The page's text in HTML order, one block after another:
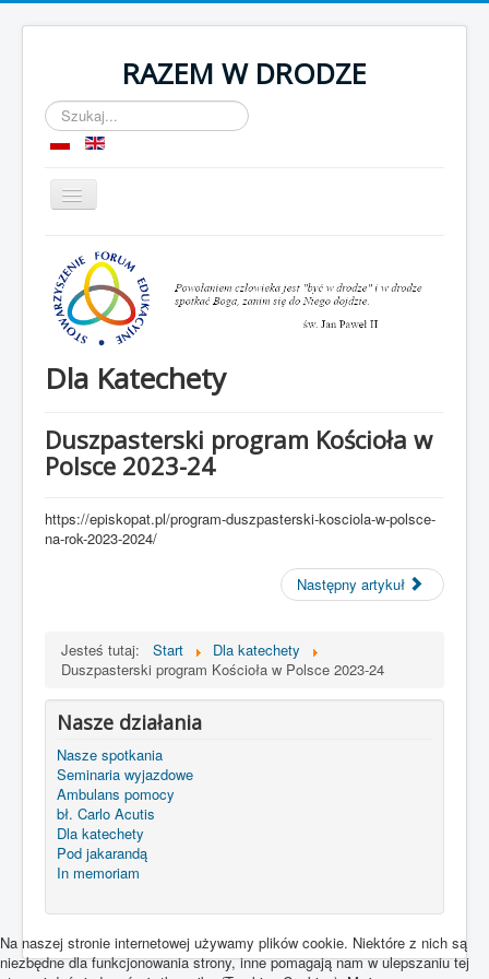
RAZEM W DRODZE
Szukaj...
Przełącz
nawigację
O nas
Komnata
Dla Katechety
Duszpasterski program Kościoła w
Polsce 2023-24
https://episkopat.pl/program-duszpasterski-kosciola-w-polsce-
na-rok-2023-2024/
Następny artykuł
Jesteś tutaj: Start
Dla katechety
Duszpasterski program Kościoła w Polsce 2023-24
Nasze działania
Nasze spotkania
Seminaria wyjazdowe
Ambulans pomocy
bł. Carlo Acutis
Dla katechety
Pod jakarandą
In memoriam
Na naszej stronie internetowej używamy plików cookie. Niektóre z nich są
niezbędne dla funkcjonowania strony, inne pomagają nam w ulepszaniu tej